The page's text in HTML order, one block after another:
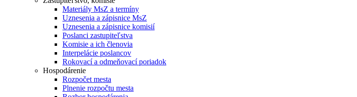
Materiály MsZ a termíny
Uznesenia a zápisnice MsZ
Uznesenia a zápisnice komisií
Poslanci zastupiteľstva
Komisie a ich členovia
Interpelácie poslancov
Rokovací a odmeňovací poriadok
Hospodárenie
Rozpočet mesta
Plnenie rozpočtu mesta